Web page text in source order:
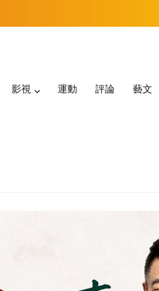
影視 運動 評論 藝文